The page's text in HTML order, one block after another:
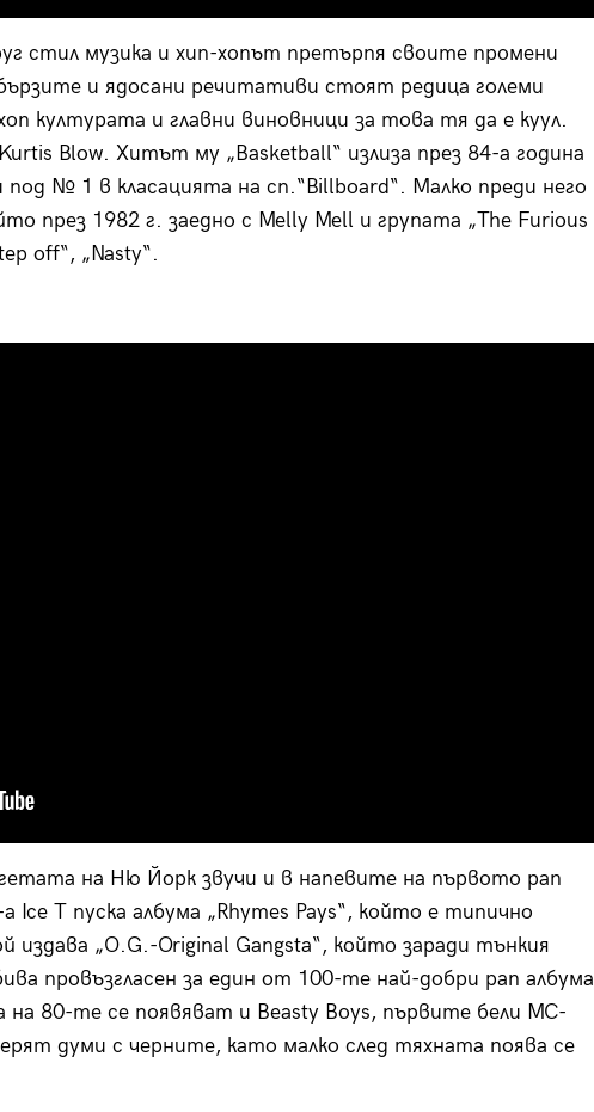
стил музика и хип-хопът претърпя своите промени
и ядосани речитативи стоят редица големи
културата и главни виновници за това тя да е куул.
Blow. Хитът му „Basketball“ излиза през 84-a година
под № 1 в класацията на сп.“Billboard“. Малко преди него
през 1982 г. заедно с Melly Mell и групата „The Furious
off“, „Nasty“.
на Ню Йорк звучи и в напевите на първото рап
Ice T пуска албума „Rhymes Pays“, който е типично
издава „O.G.-Original Gangsta“, който заради тънкия
провъзгласен за един от 100-те най-добри рап албума
на 80-те се появяват и Beasty Boys, първите бели MC-
думи с черните, като малко след тяхната поява се